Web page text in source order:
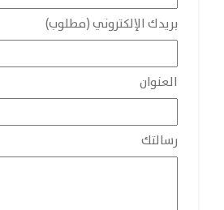
بريدك الإلكتروني (مطلوب)
العنوان
رسالتك